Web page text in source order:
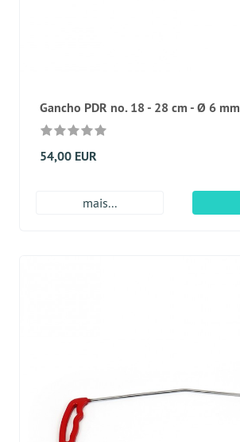
Gancho PDR no. 18 - 28 cm - Ø 6 mm
54,00 EUR
mais...